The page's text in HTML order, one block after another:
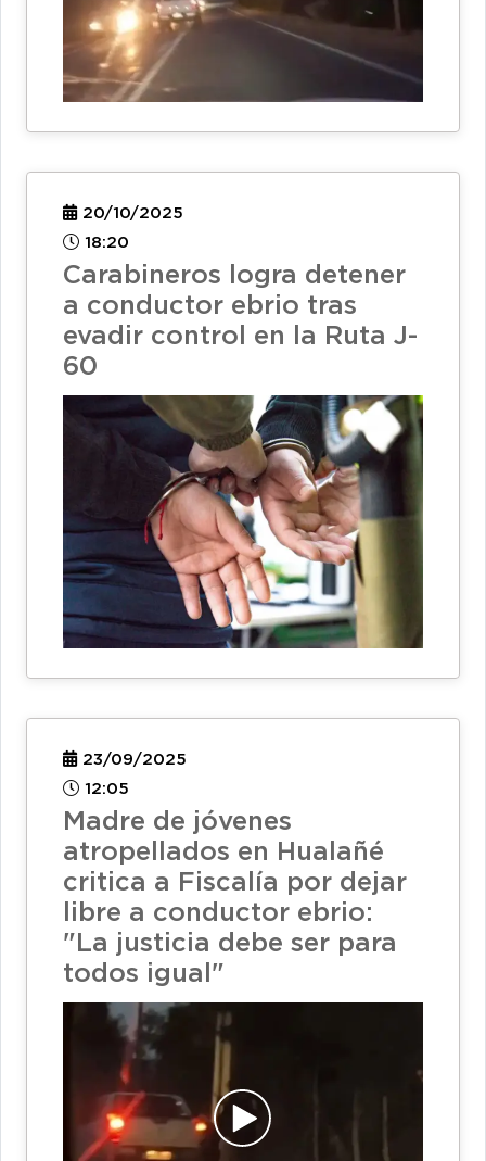
20/10/2025
18:20
Carabineros logra detener
a conductor ebrio tras
evadir control en la Ruta J-
60
23/09/2025
12:05
Madre de jóvenes
atropellados en Hualañé
critica a Fiscalía por dejar
libre a conductor ebrio:
"La justicia debe ser para
todos igual"